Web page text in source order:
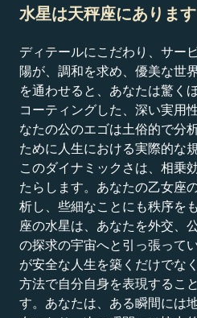
水星は天秤座にあります
ディテールにこだわり、サー
陽が、調和を求め、優美な世
を通わせると、あなたは驚く
コーティングした、深い実用
なたの公のエゴは土俗的で分
ために人生における実際的な
このダイナミックさは、相乗
たらします。あなたの乙女座
析し、些細なことにも秩序を
座の水星は、あなたを外交、
の探求の宇宙へと引っ張って
が安全な人生を築くだけでな
方法で自分自身を表現するこ
す。あなたは、ある瞬間には